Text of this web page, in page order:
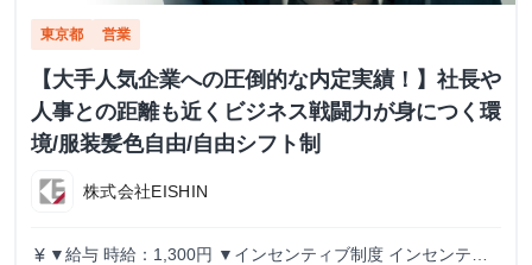
東京都 営業
【大手人気企業への圧倒的な内定実績！】社長や
人事との距離も近くビジネス戦闘力が身につく環
境/服装髪色自由/自由シフト制
株式会社EISHIN
currency_yen ▼給与 時給：1,300円 ▼インセンティブ制度 インセンティ